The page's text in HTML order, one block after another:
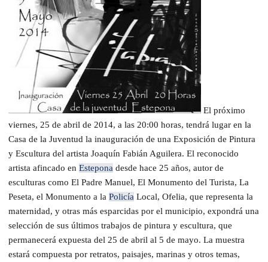
El próximo
viernes, 25 de abril de 2014, a las 20:00 horas, tendrá lugar en la
Casa de la Juventud la inauguración de una Exposición de Pintura
y Escultura del artista Joaquín Fabián Aguilera. El reconocido
artista afincado en Estepona desde hace 25 años, autor de
esculturas como El Padre Manuel, El Monumento del Turista, La
Peseta, el Monumento a la Policía Local, Ofelia, que representa la
maternidad, y otras más esparcidas por el municipio, expondrá una
selección de sus últimos trabajos de pintura y escultura, que
permanecerá expuesta del 25 de abril al 5 de mayo. La muestra
estará compuesta por retratos, paisajes, marinas y otros temas,